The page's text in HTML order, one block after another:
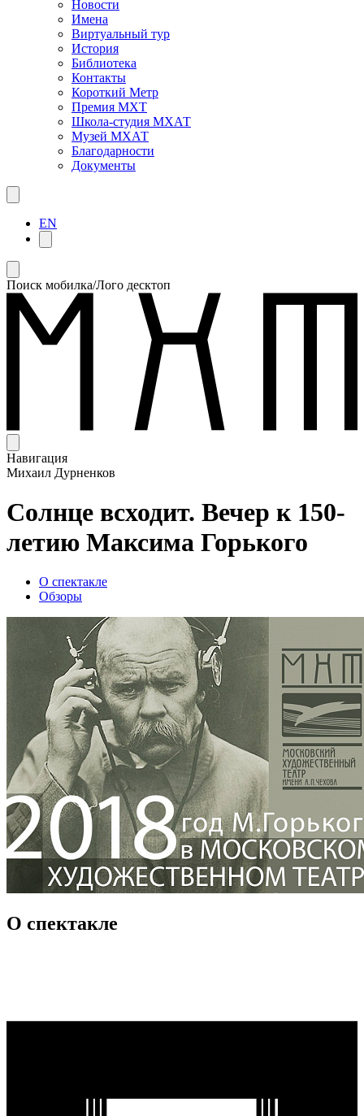
Новости
Имена
Виртуальный тур
История
Библиотека
Контакты
Короткий Метр
Премия МХТ
Школа-студия МХАТ
Музей МХАТ
Благодарности
Документы
EN
Поиск мобилка/Лого десктоп
Навигация
Михаил Дурненков
Солнце всходит. Вечер к 150-
летию Максима Горького
О спектакле
Обзоры
О спектакле